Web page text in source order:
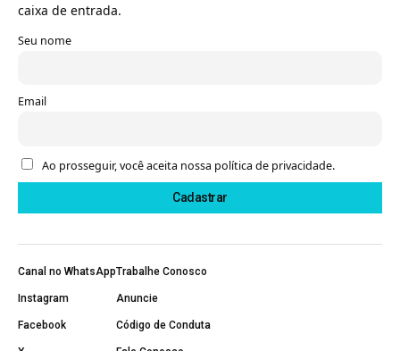
caixa de entrada.
Seu nome
Email
Ao prosseguir, você aceita nossa política de privacidade.
Canal no WhatsApp
Instagram
Facebook
Trabalhe Conosco
Anuncie
Código de Conduta